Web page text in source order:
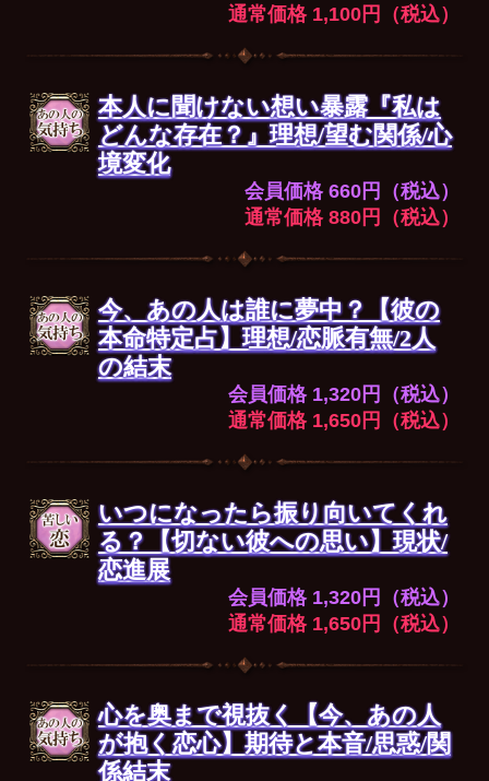
通常価格 1,100円（税込）
本人に聞けない想い暴露『私は
どんな存在？』理想/望む関係/心
境変化
会員価格 660円（税込）
通常価格 880円（税込）
今、あの人は誰に夢中？【彼の
本命特定占】理想/恋脈有無/2人
の結末
会員価格 1,320円（税込）
通常価格 1,650円（税込）
いつになったら振り向いてくれ
る？【切ない彼への思い】現状/
恋進展
会員価格 1,320円（税込）
通常価格 1,650円（税込）
心を奥まで視抜く【今、あの人
が抱く恋心】期待と本音/思惑/関
係結末